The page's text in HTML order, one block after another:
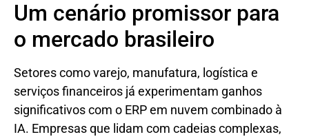
Um cenário promissor para
o mercado brasileiro
Setores como varejo, manufatura, logística e
serviços financeiros já experimentam ganhos
significativos com o ERP em nuvem combinado à
IA. Empresas que lidam com cadeias complexas,